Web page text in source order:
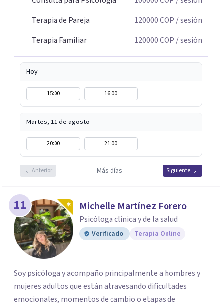
comprenderse, transformarse y construir relaciones más
conscientes y saludables. Te espero para acompañarte en
Terapia de Pareja
120000COP / sesión
Terapia Familiar
120000COP / sesión
Hoy
15:00 16:00
Martes, 11 de agosto
20:00 21:00
Anterior Más días Siguiente
11 Michelle Martínez Forero
Psicóloga clínica y de la salud
Verificado Terapia Online
Soy psicóloga y acompaño principalmente a hombres y
mujeres adultos que están atravesando dificultades
emocionales, momentos de cambio o etapas de